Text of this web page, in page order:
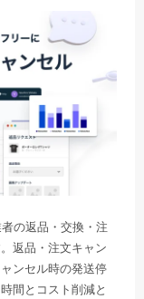
の返品・交換・注
返品・注文キャン
ンセル時の発送停
間とコスト削減と